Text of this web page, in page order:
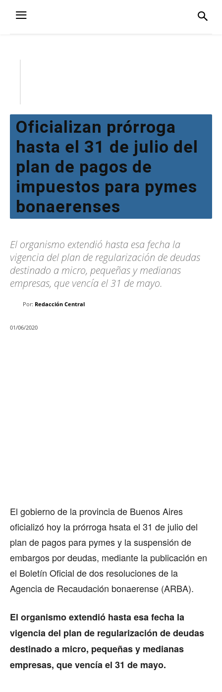
Oficializan prórroga
hasta el 31 de julio del
plan de pagos de
impuestos para pymes
bonaerenses
El organismo extendió hasta esa fecha la
vigencia del plan de regularización de deudas
destinado a micro, pequeñas y medianas
empresas, que vencía el 31 de mayo.
Por: Redacción Central
01/06/2020
El gobierno de la provincia de Buenos Aires
oficializó hoy la prórroga hsata el 31 de julio del
plan de pagos para pymes y la suspensión de
embargos por deudas, mediante la publicación en
el Boletín Oficial de dos resoluciones de la
Agencia de Recaudación bonaerense (ARBA).
El organismo extendió hasta esa fecha la
vigencia del plan de regularización de deudas
destinado a micro, pequeñas y medianas
empresas, que vencía el 31 de mayo.